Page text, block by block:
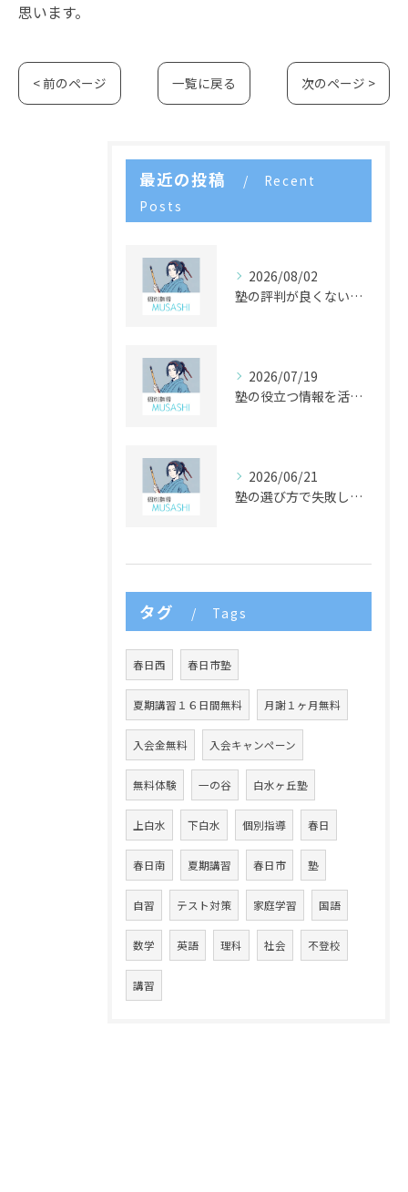
思います。
< 前のページ 一覧に戻る 次のページ >
最近の投稿
Recent
Posts
2026/08/02
塾の評判が良くない理由を見極め実態から賢く塾選びをする方法
2026/07/19
塾の役立つ情報を活用した学習習慣形成と失敗しない塾選びガイド
2026/06/21
塾の選び方で失敗しないためのポイントと学年別チェックリスト
タグ Tags
春日西 春日市塾
夏期講習１６日間無料 月謝１ヶ月無料
入会金無料 入会キャンペーン
無料体験 一の谷 白水ヶ丘塾
上白水 下白水 個別指導 春日
春日南 夏期講習 春日市 塾
自習 テスト対策 家庭学習 国語
数学 英語 理科 社会 不登校
講習